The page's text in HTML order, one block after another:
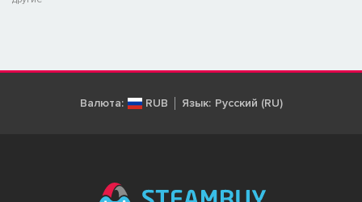
Валюта: RUB Язык: Русский (RU)